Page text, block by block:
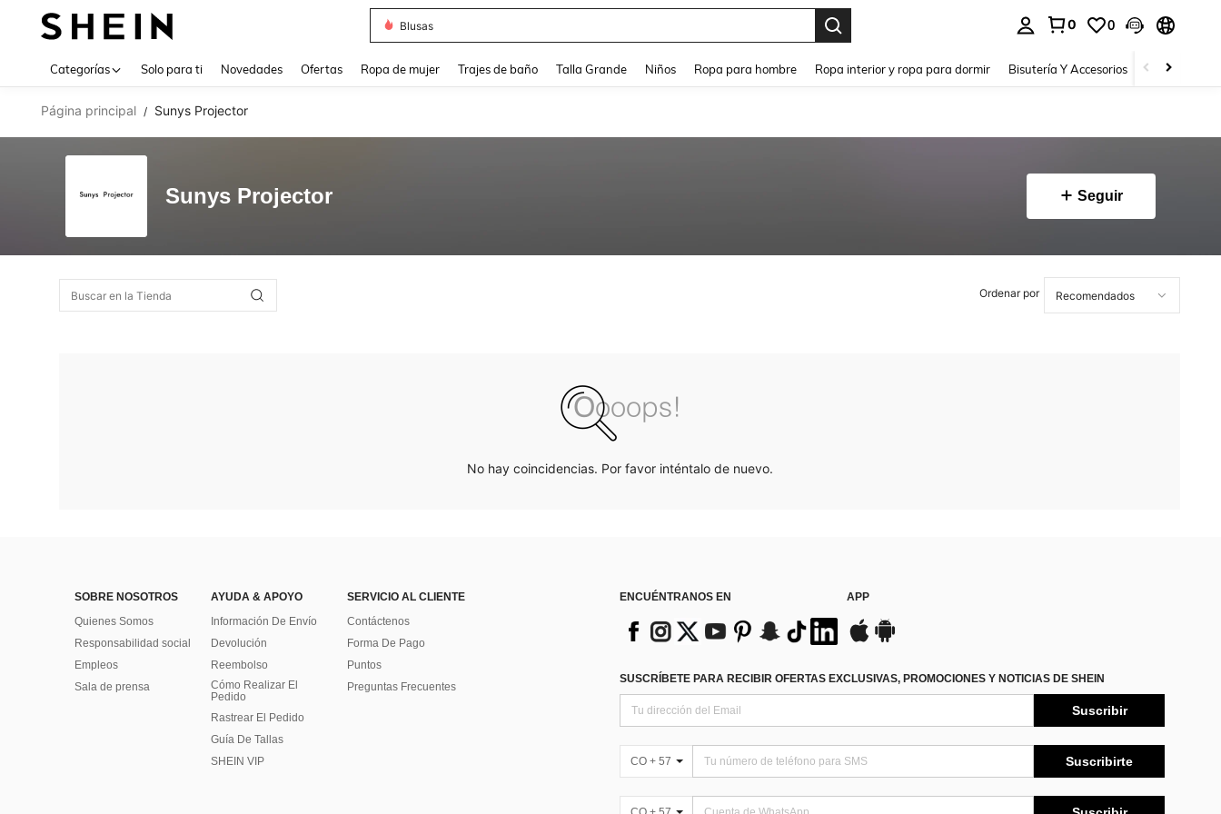
Blusas
0 0
Categorías Solo para ti Novedades Ofertas Ropa de mujer Trajes de baño Talla Grande Niños Ropa para hombre Ropa interior y ropa para dormir Bisutería Y Accesorios Zapatos
Página principal / Sunys Projector
Sunys Projector Seguir
Ordenar por
No hay coincidencias. Por favor inténtalo de nuevo.
SOBRE NOSOTROS
Quienes Somos
Responsabilidad social
Empleos
Sala de prensa
AYUDA & APOYO
Información De Envío
Devolución
Reembolso
Cómo Realizar El
Pedido
Rastrear El Pedido
Guía De Tallas
SHEIN VIP
SERVICIO AL CLIENTE
Contáctenos
Forma De Pago
Puntos
Preguntas Frecuentes
ENCUÉNTRANOS EN APP
SUSCRÍBETE PARA RECIBIR OFERTAS EXCLUSIVAS, PROMOCIONES Y NOTICIAS DE SHEIN
Suscribir
CO + 57 Suscribirte